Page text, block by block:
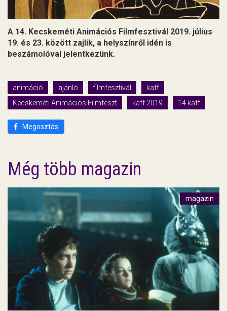
A 14. Kecskeméti Animációs Filmfesztivál 2019. július
19. és 23. között zajlik, a helyszínről idén is
beszámolóval jelentkezünk.
animáció ajánló filmfesztivál
kaff
Kecskeméti Animációs Filmfeszt
kaff 2019 14.kaff
Megosztás
Még több magazin
magazin